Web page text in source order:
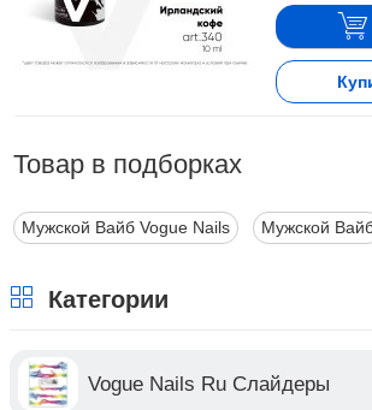
Товар в подборках
Мужской Вайб Vogue Nails Мужской
Категории
Vogue Nails Ru Слайдеры